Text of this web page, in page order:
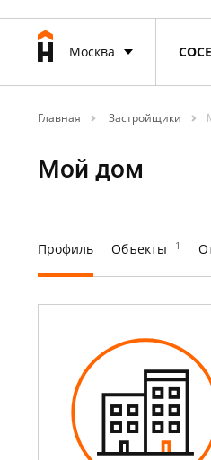
Москва
Главная Застройщики
Мой дом
Профиль Объекты 1